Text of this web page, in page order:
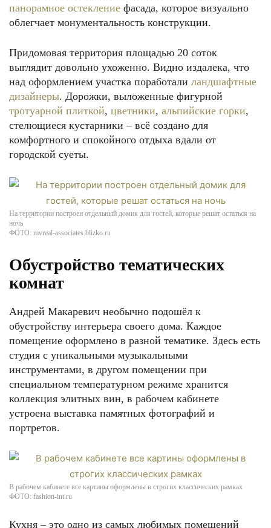
панорамное остекление фасада, которое визуально
облегчает монументальность конструкции.
Придомовая территория площадью 20 соток
выглядит довольно ухоженно. Видно издалека, что
над оформлением участка поработали ландшафтные
дизайнеры. Дорожки, выложенные фигурной
тротуарной плиткой, цветники, альпийские горки,
стелющиеся кустарники – всё создано для
комфортного и спокойного отдыха вдали от
городской суеты.
На территории построен отдельный домик для гостей, которые решат остаться на
ночь
ФОТО: mvreal-associates.blizko.ru
Обустройство тематических
комнат
Андрей Макаревич необычно подошёл к
обустройству интерьера своего дома. Каждое
помещение оформлено в разной тематике. Здесь есть
студия с уникальными музыкальными
инструментами, в другом помещении при
специальном температурном режиме хранится
коллекция элитных вин, в рабочем кабинете
устроена выставка памятных фотографий и
портретов.
В рабочем кабинете все картины оформлены в строгих классических рамках
ФОТО: fashion-int.ru
Кухня – это одно из самых любимых помещений